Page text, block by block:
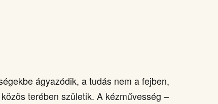
ágyazódik, a tudás nem a fejben,
terében születik. A kézművesség –